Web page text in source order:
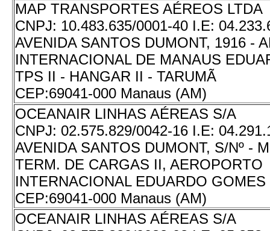
MAP TRANSPORTES AÉREOS LTDA
CNPJ: 10.483.635/0001-40 I.E:
AVENIDA SANTOS DUMONT, 1916 -
INTERNACIONAL DE MANAUS
TPS II - HANGAR II - TARUMÃ
CEP:69041-000 Manaus (AM)
OCEANAIR LINHAS AÉREAS S/A
CNPJ: 02.575.829/0042-16 I.E:
AVENIDA SANTOS DUMONT, S/Nº -
TERM. DE CARGAS II, AEROPORTO
INTERNACIONAL EDUARDO GOMES
CEP:69041-000 Manaus (AM)
OCEANAIR LINHAS AÉREAS S/A